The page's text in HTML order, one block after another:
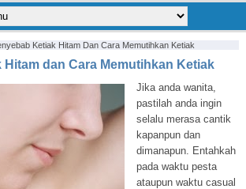
Ketiak Hitam Dan Cara Memutihkan Ketiak
Hitam dan Cara Memutihkan Ketiak
Jika anda wanita,
pastilah anda ingin
selalu merasa cantik
kapanpun dan
dimanapun. Entahkah
pada waktu pesta
ataupun waktu casual